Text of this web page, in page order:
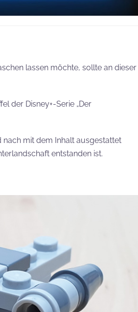
lassen möchte, sollte an dieser
der Disney+-Serie „Der
nach mit dem Inhalt ausgestattet
entstanden ist.